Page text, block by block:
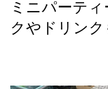
ミニパーテ
クやドリンク